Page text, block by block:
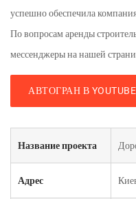
успешно обеспечила
По вопросам аренды
мессенджеры на нашей
АВТОГРАН В YOUTUBE
Название проекта
Адрес